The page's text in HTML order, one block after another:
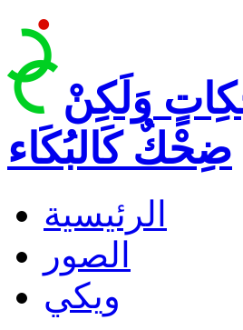
وَلَكِنْ
ضِحْكٌ كَالبُكَاء
الرئيسية
الصور
ويكي